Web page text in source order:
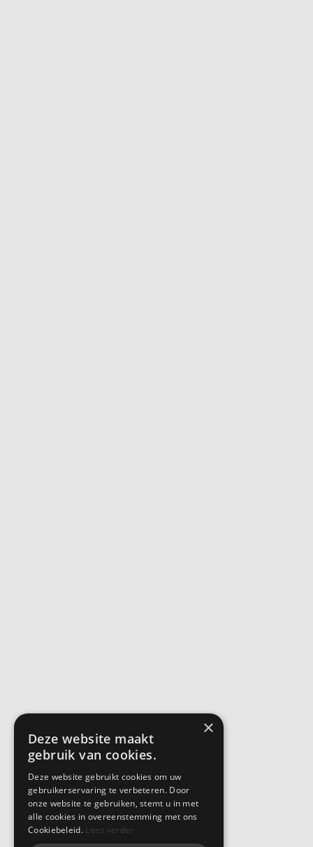
×
Deze website maakt
gebruik van cookies.
Deze website gebruikt cookies om uw
gebruikerservaring te verbeteren. Door
onze website te gebruiken, stemt u in met
alle cookies in overeenstemming met ons
Cookiebeleid. Lees verder